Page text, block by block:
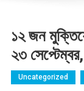
১২ জন
২৩
Uncategorized